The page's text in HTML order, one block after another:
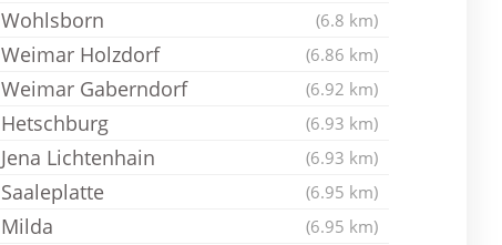
Wohlsborn (6.8 km)
Weimar Holzdorf (6.86 km)
Weimar Gaberndorf (6.92 km)
Hetschburg (6.93 km)
Jena Lichtenhain (6.93 km)
Saaleplatte (6.95 km)
Milda (6.95 km)